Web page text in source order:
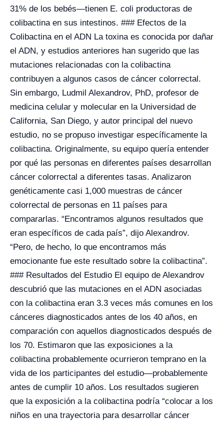
31% de los bebés—tienen E. coli productoras de
colibactina en sus intestinos. ### Efectos de la
Colibactina en el ADN La toxina es conocida por dañar
el ADN, y estudios anteriores han sugerido que las
mutaciones relacionadas con la colibactina
contribuyen a algunos casos de cáncer colorrectal.
Sin embargo, Ludmil Alexandrov, PhD, profesor de
medicina celular y molecular en la Universidad de
California, San Diego, y autor principal del nuevo
estudio, no se propuso investigar específicamente la
colibactina. Originalmente, su equipo quería entender
por qué las personas en diferentes países desarrollan
cáncer colorrectal a diferentes tasas. Analizaron
genéticamente casi 1,000 muestras de cáncer
colorrectal de personas en 11 países para
compararlas. “Encontramos algunos resultados que
eran específicos de cada país”, dijo Alexandrov.
“Pero, de hecho, lo que encontramos más
emocionante fue este resultado sobre la colibactina”.
### Resultados del Estudio El equipo de Alexandrov
descubrió que las mutaciones en el ADN asociadas
con la colibactina eran 3.3 veces más comunes en los
cánceres diagnosticados antes de los 40 años, en
comparación con aquellos diagnosticados después de
los 70. Estimaron que las exposiciones a la
colibactina probablemente ocurrieron temprano en la
vida de los participantes del estudio—probablemente
antes de cumplir 10 años. Los resultados sugieren
que la exposición a la colibactina podría “colocar a los
niños en una trayectoria para desarrollar cáncer